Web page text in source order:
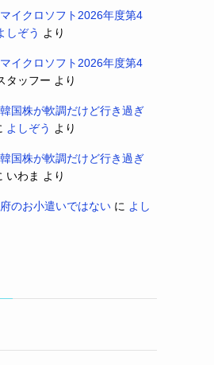
イクロソフト2026年度第4
しぞう より
イクロソフト2026年度第4
タッフー より
国株が軟調だけど行き過ぎ
よしぞう より
国株が軟調だけど行き過ぎ
いわま より
のお小遣いではない に よし